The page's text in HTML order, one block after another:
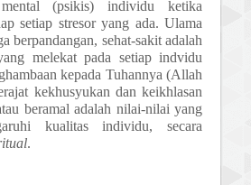
(psikis) individu ketika
setiap stresor yang ada. Ulama
berpandangan, sehat-sakit adalah
melekat pada setiap indvidu
kepada Tuhannya (Allah
kekhusyukan dan keikhlasan
beramal adalah nilai-nilai yang
kualitas individu, secara
.